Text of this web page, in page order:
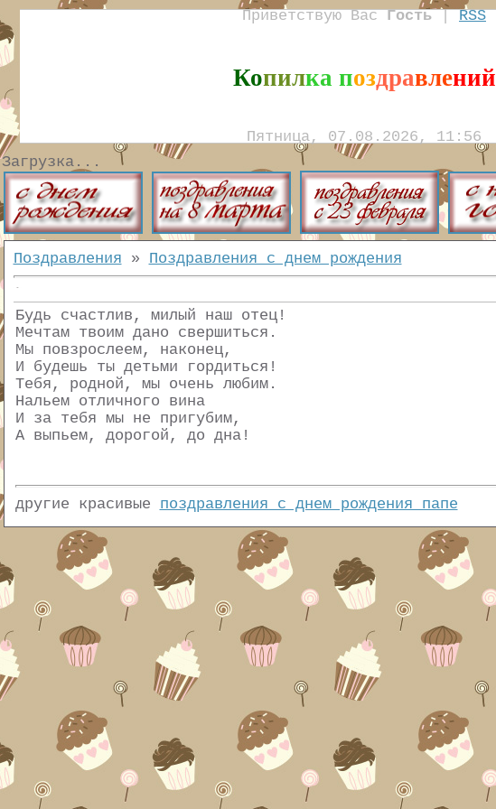
Приветствую Вас Гость|RSS
Копилка поздравлений
Пятница, 07.08.2026, 11:56
Загрузка...
Поздравления » Поздравления с днем рождения
Будь счастлив, милый наш отец!
Мечтам твоим дано свершиться.
Мы повзрослеем, наконец,
И будешь ты детьми гордиться!
Тебя, родной, мы очень любим.
Нальем отличного вина
И за тебя мы не пригубим,
А выпьем, дорогой, до дна!
другие красивые поздравления с днем рождения папе